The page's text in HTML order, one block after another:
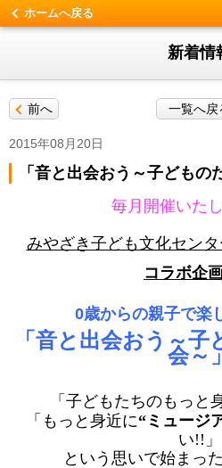
ホームへ戻る
新着情
前へ 一覧へ戻
2015年08月20日
「音と出会おう～子どもの
毎月開催いた
みやざき子ども文化センタ
コラボ企画
0歳からの親子で楽
「音と出会おう～
会～
「子どもたちのもっと
「もっと身近に“ ミュージ
い!! 」
という思いで始まっ